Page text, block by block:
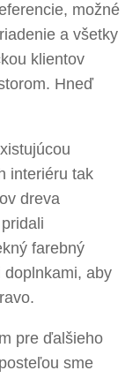
možné
a všetky
klientov
Hneď
interiéru tak
dreva
farebný
aby
pre ďalšieho
sme